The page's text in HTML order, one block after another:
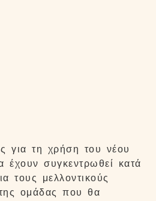
για τη χρήση του νέου
συγκεντρωθεί κατά
τους μελλοντικούς
ομάδας που θα